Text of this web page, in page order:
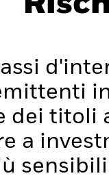
dei titoli
a